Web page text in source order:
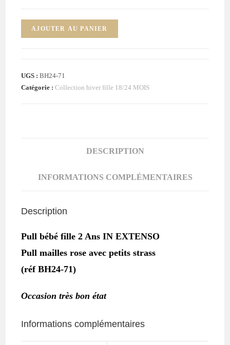
quantité
de
rose
strass
AJOUTER AU PANIER
UGS :BH24-71
Catégorie :Collection hiver fille 18/24 MOIS
DESCRIPTION
INFORMATIONS COMPLÉMENTAIRES
Description
Pull bébé fille 2 Ans IN EXTENSO
Pull mailles rose avec petits strass
(réf BH24-71)
Occasion très bon état
Informations complémentaires